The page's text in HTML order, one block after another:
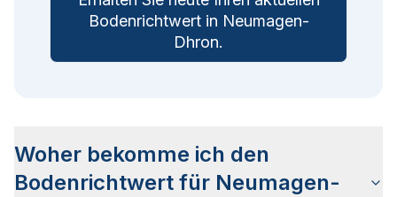
Bodenrichtwert in Neumagen-
Dhron.
Woher bekomme ich den
Bodenrichtwert für Neumagen-